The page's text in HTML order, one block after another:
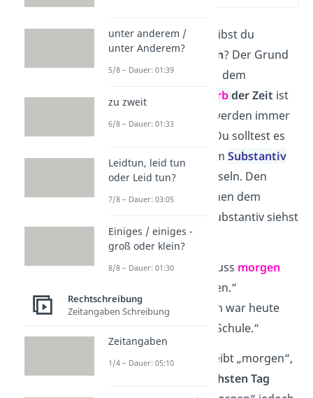
Doch warum schreibst du
„morgen“ hier klein? Der Grund
dafür ist, dass es in dem
Ausdruck ein
Adverb der Zeit ist
— und Adverbien werden immer
kleingeschrieben. Du solltest es
daher nicht mit demSubstantiv
„Morgen“ verwechseln. Den
Unterschied zwischen dem
Adverb und dem Substantiv siehst
du im Beispiel:
Adverb
: „Ich muss morgen
zur Schule gehen.“
Substantiv
: „Ich war heute
in der Schule.“
AlsAdverb beschreibt „morgen“,
nächsten Tag
unter anderem /
unter Anderem?
5/8 – Dauer: 01:39
zu zweit
6/8 – Dauer: 01:33
Leidtun, leid tun
oder Leid tun?
7/8 – Dauer: 03:05
Einiges / einiges -
groß oder klein?
8/8 – Dauer: 01:30
Rechtschreibung
Zeitangaben Schreibung
Zeitangaben
1/4 – Dauer: 05:10